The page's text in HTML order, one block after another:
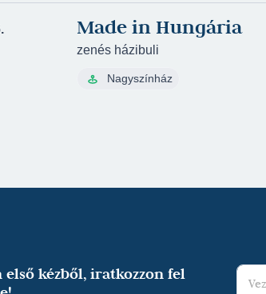
Made in Hungária
zenés házibuli
Nagyszínház
első kézből, iratkozzon fel